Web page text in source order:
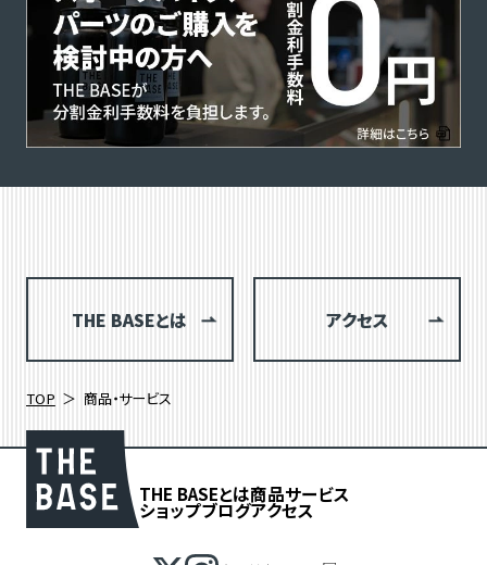
THE BASEとは アクセス
TOP 商品・サービス
THE BASEとは商品サービス
ショップブログアクセス